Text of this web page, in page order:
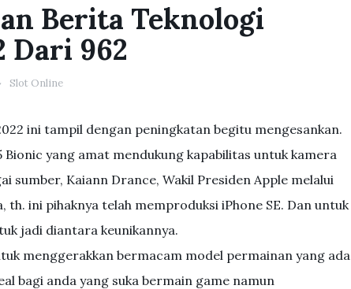
Berita Teknologi
Dari 962
Slot Online
ini tampil dengan peningkatan begitu mengesankan.
yang amat mendukung kapabilitas untuk kamera
sumber, Kaiann Drance, Wakil Presiden Apple melalui
ini pihaknya telah memproduksi iPhone SE. Dan untuk
jadi diantara keunikannya.
menggerakkan bermacam model permainan yang ada
bagi anda yang suka bermain game namun